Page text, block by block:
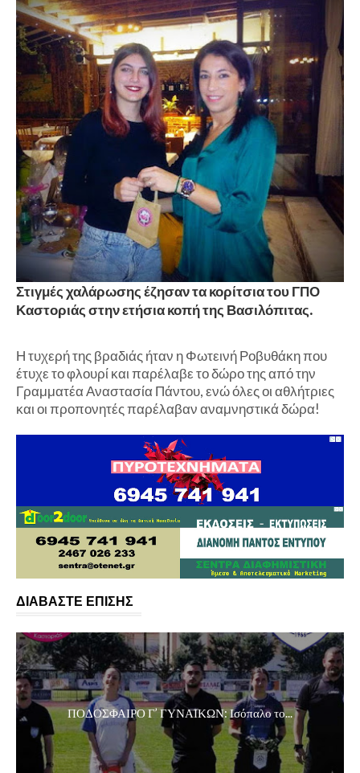
Στιγμές χαλάρωσης έζησαν τα κορίτσια του ΓΠΟ
Καστοριάς στην ετήσια κοπή της Βασιλόπιτας.
Η τυχερή της βραδιάς ήταν η Φωτεινή Ροβυθάκη που
έτυχε το φλουρί και παρέλαβε το δώρο της από την
Γραμματέα Αναστασία Πάντου, ενώ όλες οι αθλήτριες
και οι προπονητές παρέλαβαν αναμνηστικά δώρα!
ΔΙΑΒΑΣΤΕ ΕΠΙΣΗΣ
ΠΟΔΟΣΦΑΙΡΟ Γ’ ΓΥΝΑΙΚΩΝ: Ισόπαλο το...